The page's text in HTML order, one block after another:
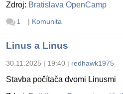
Zdroj: Bratislava OpenCamp
1 | Komunita
Linus a Linus
30.11.2025 | 19:40 | redhawk1975
Stavba počítača dvomi Linusmi